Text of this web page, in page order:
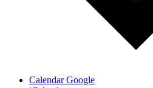
Calendar Google